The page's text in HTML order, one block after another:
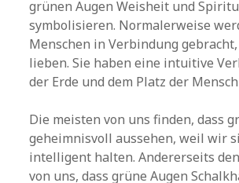
grünen Augen Weisheit und
symbolisieren. Normalerweise
Menschen in Verbindung
lieben. Sie haben eine intuitive
der Erde und dem Platz der
Die meisten von uns finden, dass
geheimnisvoll aussehen, weil wir
intelligent halten. Andererseits
von uns, dass grüne Augen